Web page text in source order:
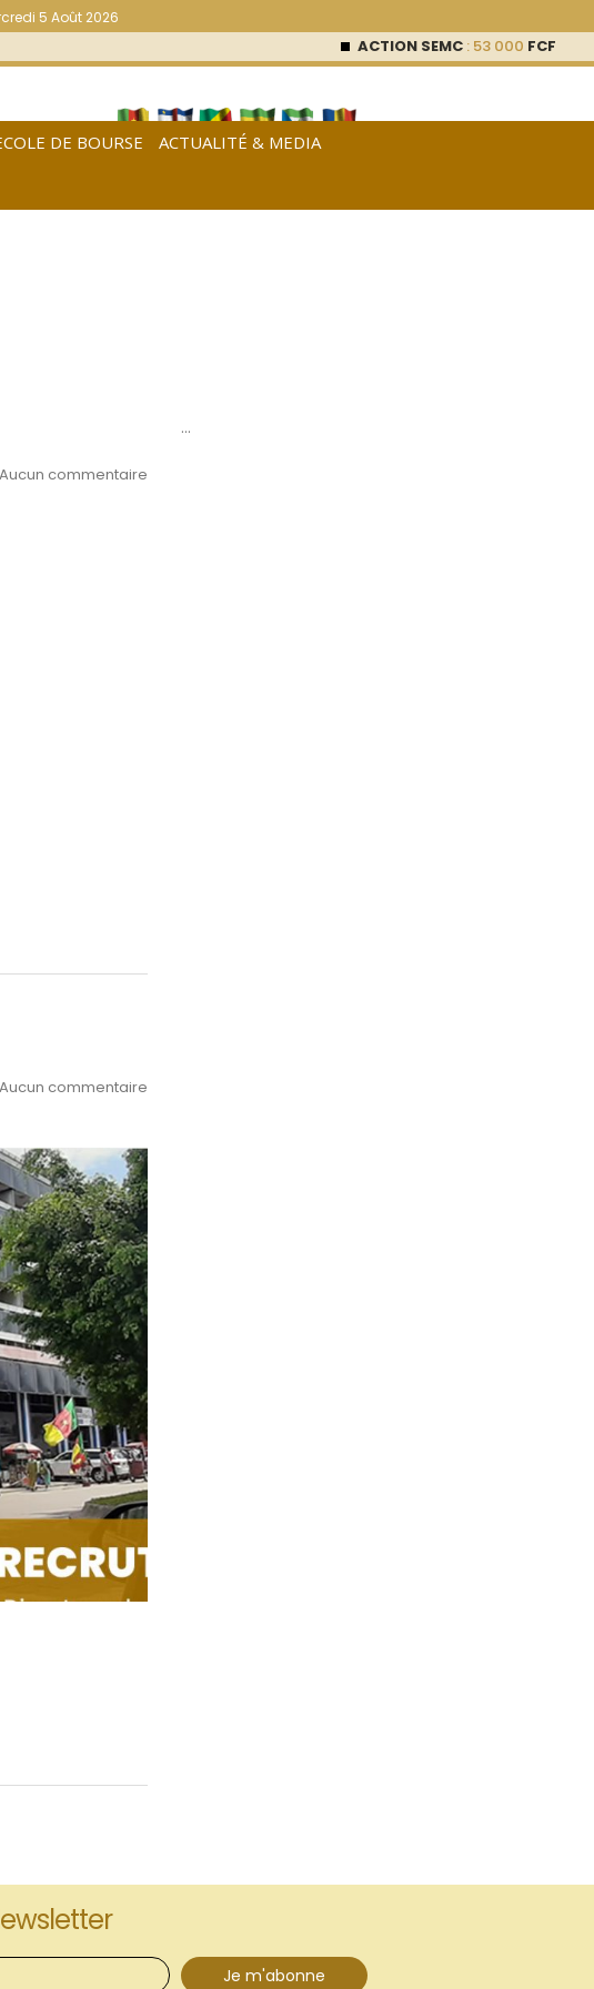
5 Août 2026
ACTION SEMC : 53 000FCFA (0 %)
DE BOURSE
ACTUALITÉ & MEDIA
Aucun commentaire
Aucun commentaire
…
Je m'abonne